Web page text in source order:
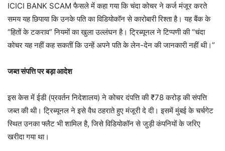
ICICI BANK SCAM फैसले में कहा गया कि चंदा कोचर ने कर्ज मंजूर करते
समय यह छिपाया कि उनके पति का विडियोकॉन से कारोबारी रिश्ता है। यह बैंक के
“हितों के टकराव” नियमों का खुला उल्लंघन है। ट्रिब्यूनल ने टिप्पणी की “चंदा
कोचर यह नहीं कह सकतीं कि उन्हें अपने पति के लेन-देन की जानकारी नहीं थी।”
जब्त संपत्ति पर बड़ा आदेश
इस केस में ईडी (प्रवर्तन निदेशालय) ने कोचर दंपत्ति की ₹78 करोड़ की संपत्ति
जब्त की थी। ट्रिब्यूनल ने इसे वैध ठहराते हुए मंजूरी दे दी। इसमें मुंबई के चर्चगेट
स्थित उनका फ्लैट भी शामिल है, जिसे विडियोकॉन से जुड़ी कंपनियों के जरिए
खरीदा गया था।